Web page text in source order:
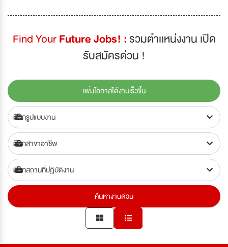
Find YourFuture Jobs! :รวมตำเเหน่งงาน เปิด
รับสมัครด่วน !
เพิ่มโอกาสได้งานเร็วขึ้น
ค้นหางานด่วน